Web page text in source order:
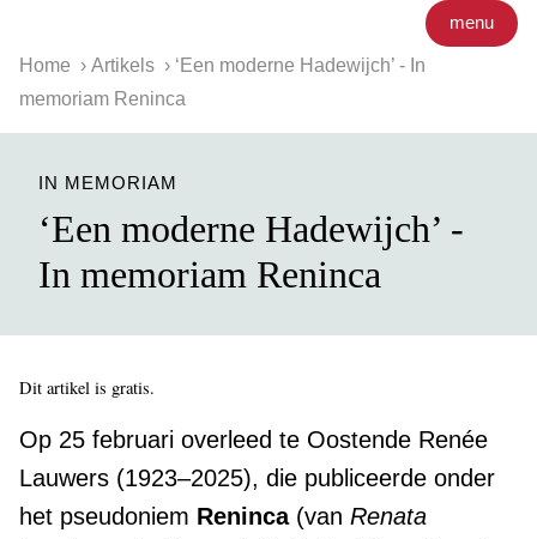
menu
Home Artikels
‘Een moderne Hadewijch’ - In
memoriam Reninca
IN MEMORIAM
‘Een moderne Hadewijch’ -
In memoriam Reninca
Dit artikel is gratis.
Op 25 februari overleed te Oostende Renée
Lauwers (1923–2025), die publiceerde onder
het pseudoniem Reninca(van Renata